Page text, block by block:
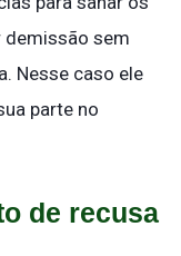
demissão sem
Nesse caso ele
parte no
de recusa